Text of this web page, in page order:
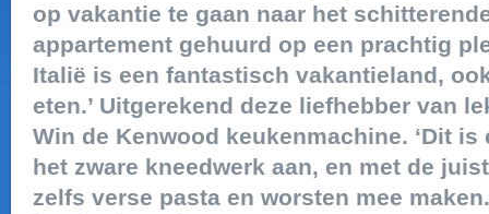
op vakantie te gaan naar het
appartement gehuurd op een prachtig
Italië is een fantastisch vakantieland,
eten.’ Uitgerekend deze liefhebber van
Win de Kenwood keukenmachine. ‘Dit
het zware kneedwerk aan, en met de
zelfs verse pasta en worsten mee